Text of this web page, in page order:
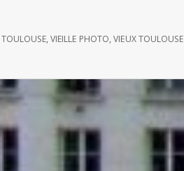
TOULOUSE, VIEILLE PHOTO,VIEUX TOULOUSE